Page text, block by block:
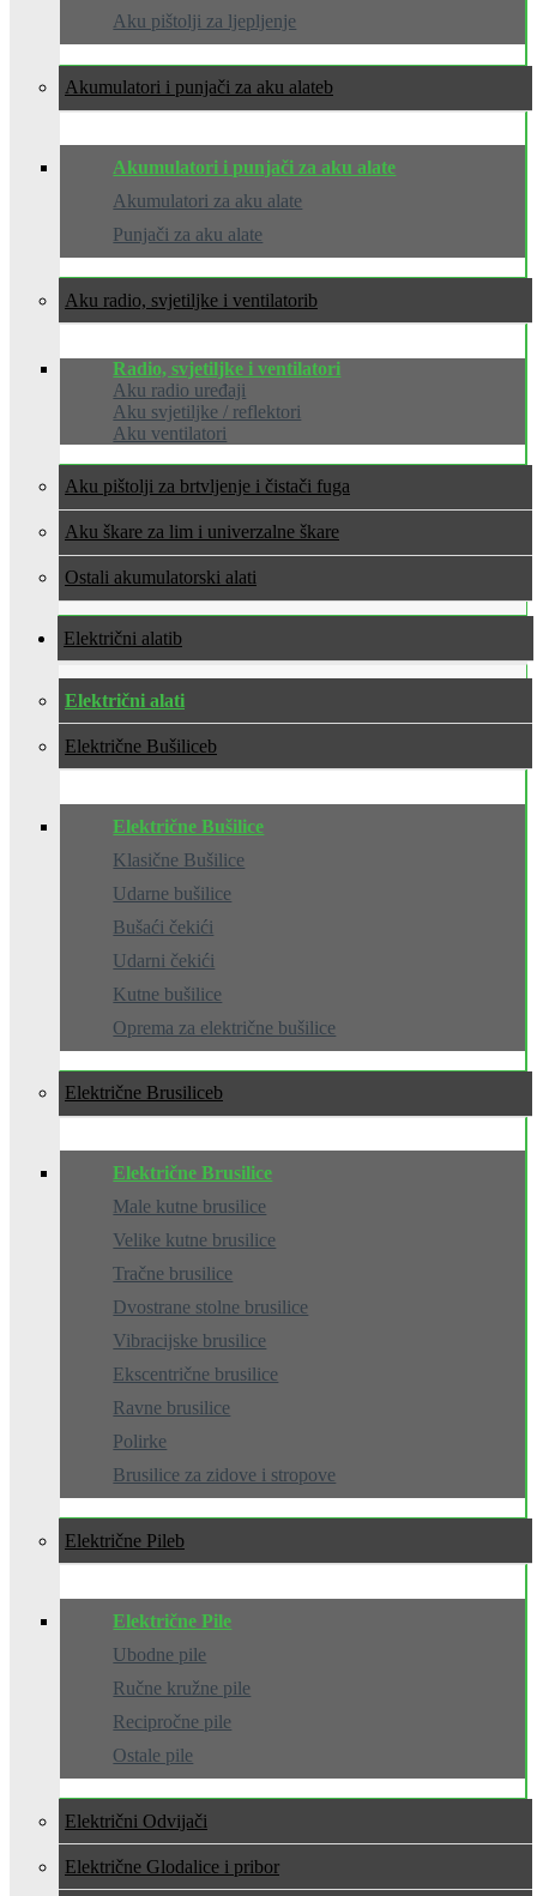
Aku pištolji za ljepljenje
Akumulatori i punjači za aku alate
Akumulatori i punjači za aku alate
Akumulatori za aku alate
Punjači za aku alate
Aku radio, svjetiljke i ventilatori
Radio, svjetiljke i ventilatori
Aku radio uređaji
Aku svjetiljke / reflektori
Aku ventilatori
Aku pištolji za brtvljenje i čistači fuga
Aku škare za lim i univerzalne škare
Ostali akumulatorski alati
Električni alati
Električni alati
Električne Bušilice
Električne Bušilice
Klasične Bušilice
Udarne bušilice
Bušaći čekići
Udarni čekići
Kutne bušilice
Oprema za električne bušilice
Električne Brusilice
Električne Brusilice
Male kutne brusilice
Velike kutne brusilice
Tračne brusilice
Dvostrane stolne brusilice
Vibracijske brusilice
Ekscentrične brusilice
Ravne brusilice
Polirke
Brusilice za zidove i stropove
Električne Pile
Električne Pile
Ubodne pile
Ručne kružne pile
Recipročne pile
Ostale pile
Električni Odvijači
Električne Glodalice i pribor